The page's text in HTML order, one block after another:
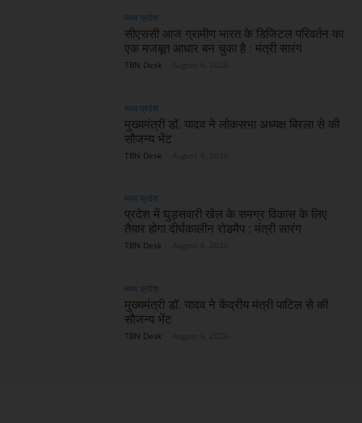
मध्य प्रदेश
सीएससी आज ग्रामीण भारत के डिजिटल परिवर्तन का
एक मजबूत आधार बन चुका है : मंत्री सारंग
TBN Desk
मध्य प्रदेश
मुख्यमंत्री डॉ. यादव ने लोकसभा अध्यक्ष बिरला से की
सौजन्य भेंट
TBN Desk
मध्य प्रदेश
प्रदेश में घुड़सवारी खेल के समग्र विकास के लिए
तैयार होगा दीर्घकालीन रोडमैप : मंत्री सारंग
TBN Desk
मध्य प्रदेश
मुख्यमंत्री डॉ. यादव ने केंद्रीय मंत्री पाटिल से की
सौजन्य भेंट
TBN Desk